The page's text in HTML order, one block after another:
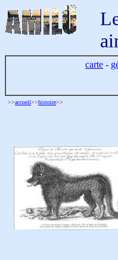
carte -
>>accueil>>histoire>>